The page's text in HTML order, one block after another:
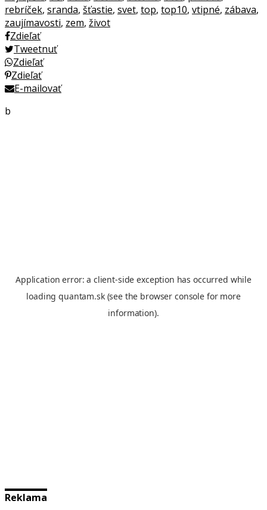
rebríček, sranda, šťastie, svet, top, top10, vtipné, zábava,
zaujímavosti, zem, život
Zdieľať
Tweetnuť
Zdieľať
Zdieľať
E-mailovať
b
Reklama